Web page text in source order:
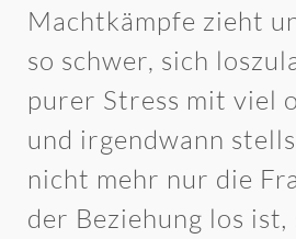
Machtkämpfe zieht
so schwer, sich
purer Stress mit viel
und irgendwann
nicht mehr nur die
der Beziehung los ist,